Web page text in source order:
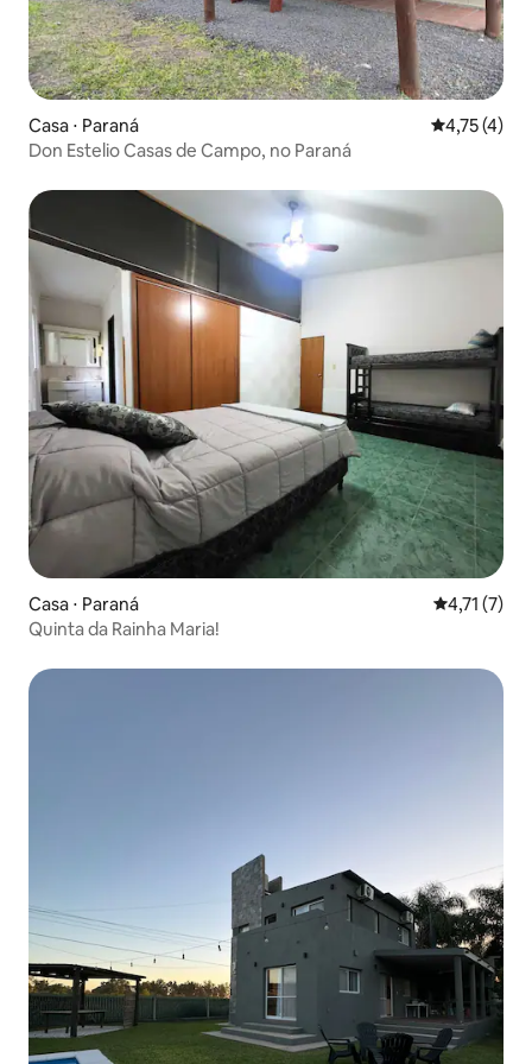
Casa ⋅ Paraná 4,75 de
4,75 (4)
Don Estelio Casas de Campo, no Paraná
Casa ⋅ Paraná 4,71 de
4,71 (7)
Quinta da Rainha Maria!